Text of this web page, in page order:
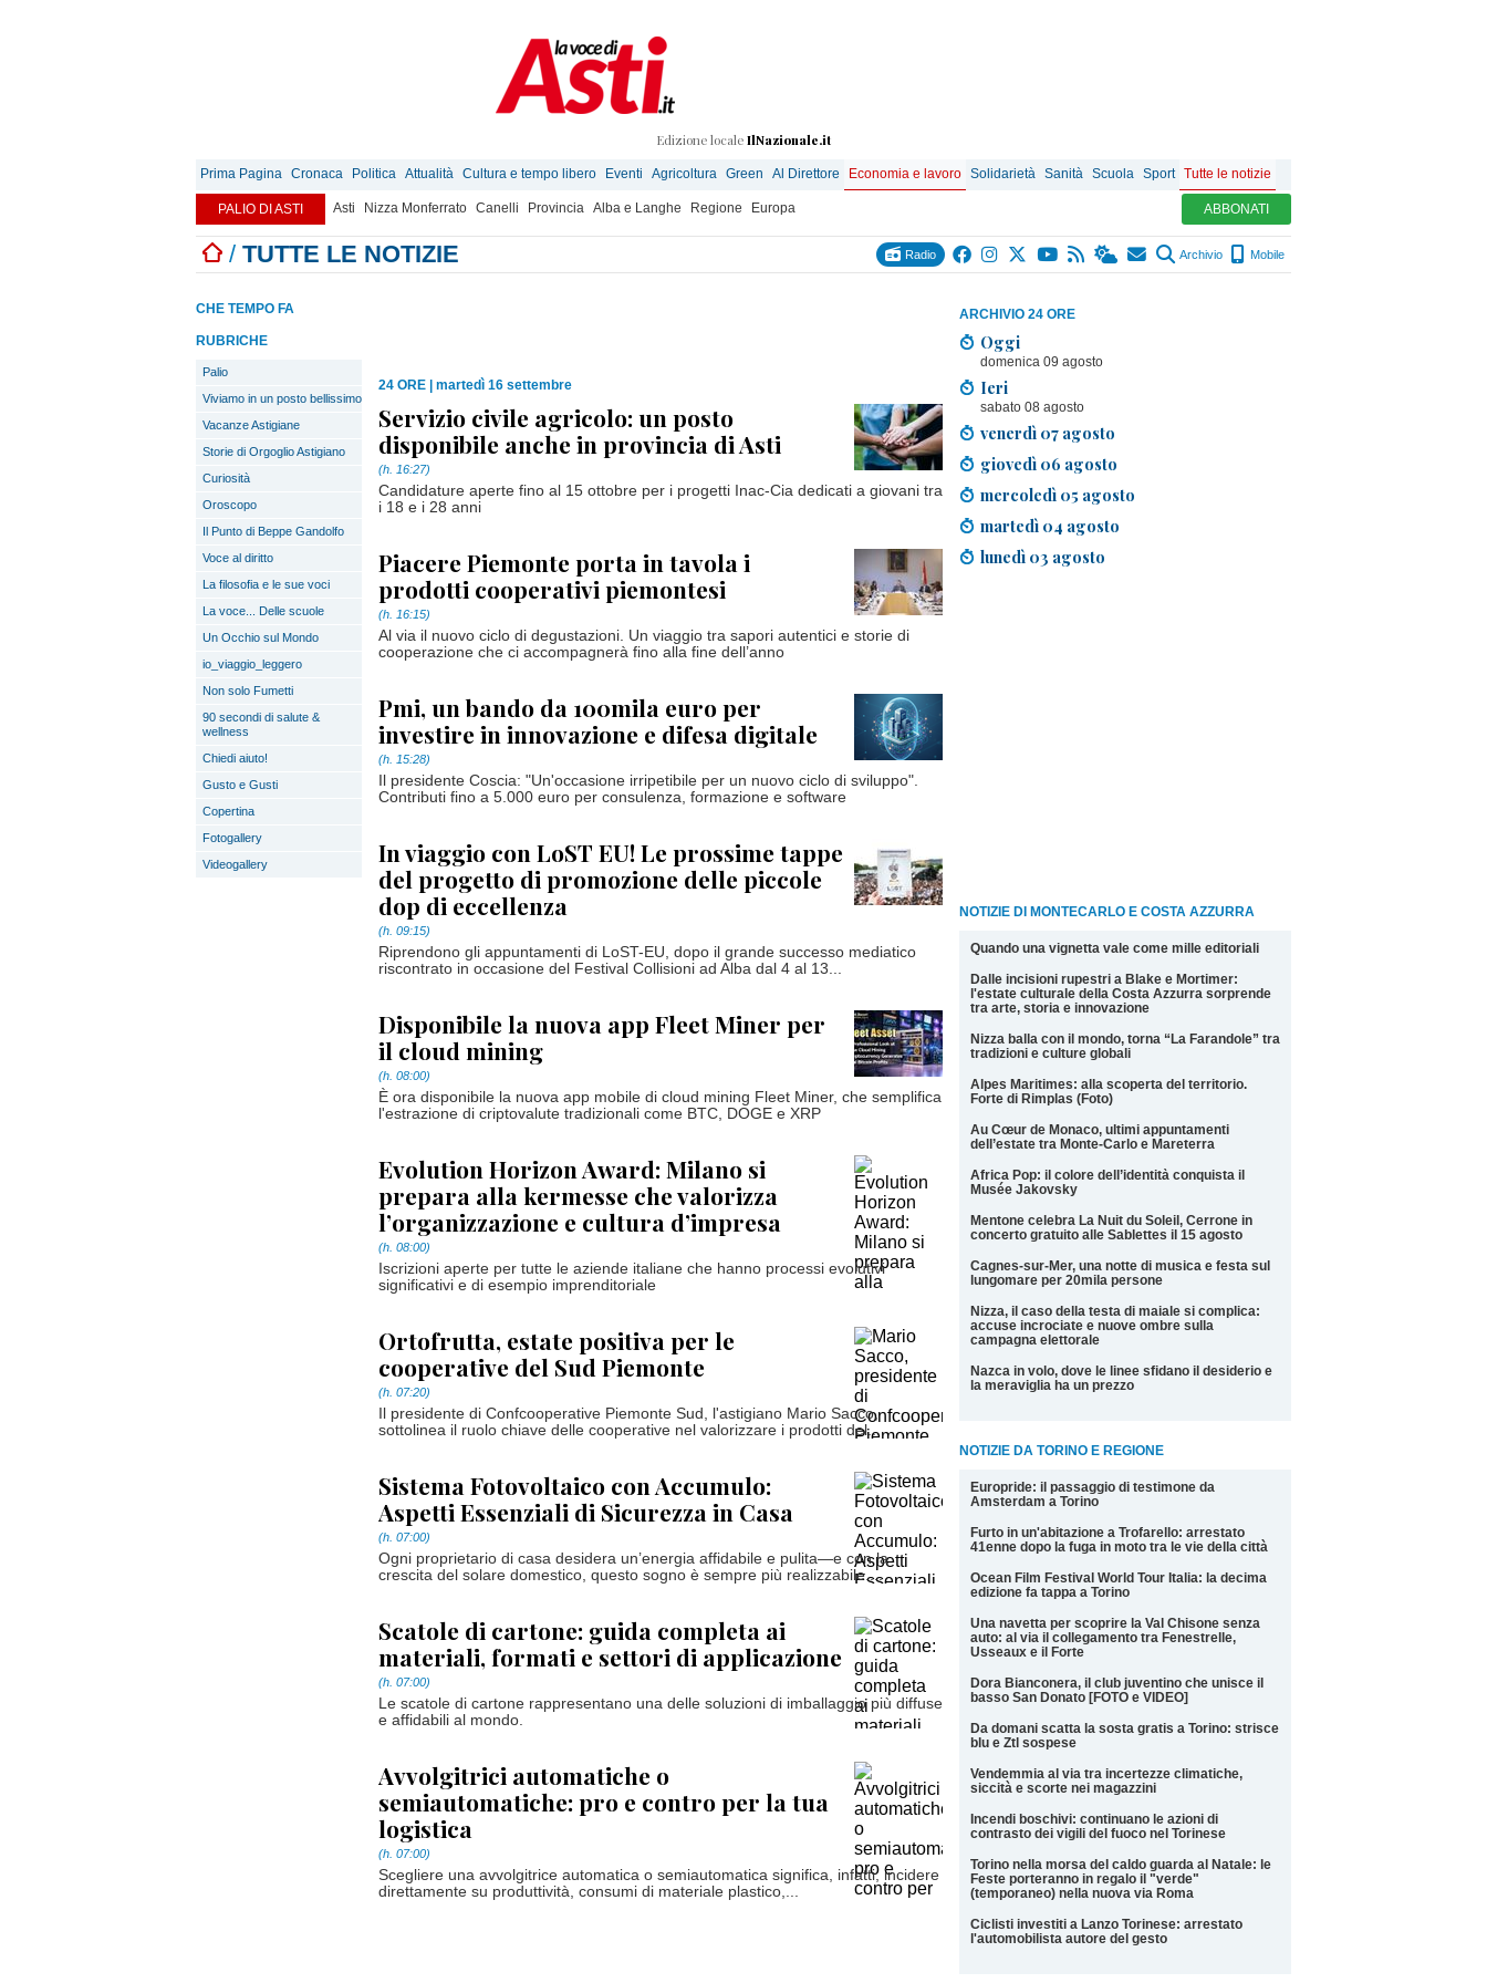
Edizione locale IlNazionale.it
Prima Pagina Cronaca Politica Attualità Cultura e tempo libero Eventi Agricoltura Green Al Direttore Economia e lavoro Solidarietà Sanità Scuola Sport Tutte le notizie
PALIO DI ASTI Asti Nizza Monferrato Canelli Provincia Alba e Langhe Regione Europa ABBONATI
/ TUTTE LE NOTIZIE Radio Archivio Mobile
ARCHIVIO 24 ORE
Oggi
domenica 09 agosto
Ieri
sabato 08 agosto
venerdì 07 agosto
giovedì 06 agosto
mercoledì 05 agosto
martedì 04 agosto
lunedì 03 agosto
NOTIZIE DI MONTECARLO E COSTA AZZURRA
Quando una vignetta vale come mille editoriali
Dalle incisioni rupestri a Blake e Mortimer:
l'estate culturale della Costa Azzurra sorprende
tra arte, storia e innovazione
Nizza balla con il mondo, torna “La Farandole” tra
tradizioni e culture globali
Alpes Maritimes: alla scoperta del territorio.
Forte di Rimplas (Foto)
Au Cœur de Monaco, ultimi appuntamenti
dell’estate tra Monte-Carlo e Mareterra
Africa Pop: il colore dell’identità conquista il
Musée Jakovsky
Mentone celebra La Nuit du Soleil, Cerrone in
concerto gratuito alle Sablettes il 15 agosto
Cagnes-sur-Mer, una notte di musica e festa sul
lungomare per 20mila persone
Nizza, il caso della testa di maiale si complica:
accuse incrociate e nuove ombre sulla
campagna elettorale
Nazca in volo, dove le linee sfidano il desiderio e
la meraviglia ha un prezzo
NOTIZIE DA TORINO E REGIONE
Europride: il passaggio di testimone da
Amsterdam a Torino
Furto in un'abitazione a Trofarello: arrestato
41enne dopo la fuga in moto tra le vie della città
Ocean Film Festival World Tour Italia: la decima
edizione fa tappa a Torino
Una navetta per scoprire la Val Chisone senza
auto: al via il collegamento tra Fenestrelle,
Usseaux e il Forte
Dora Bianconera, il club juventino che unisce il
basso San Donato [FOTO e VIDEO]
Da domani scatta la sosta gratis a Torino: strisce
blu e Ztl sospese
Vendemmia al via tra incertezze climatiche,
siccità e scorte nei magazzini
Incendi boschivi: continuano le azioni di
contrasto dei vigili del fuoco nel Torinese
Torino nella morsa del caldo guarda al Natale: le
Feste porteranno in regalo il "verde"
(temporaneo) nella nuova via Roma
Ciclisti investiti a Lanzo Torinese: arrestato
l'automobilista autore del gesto
CHE TEMPO FA
RUBRICHE
Palio
Viviamo in un posto bellissimo
Vacanze Astigiane
Storie di Orgoglio Astigiano
Curiosità
Oroscopo
Il Punto di Beppe Gandolfo
Voce al diritto
La filosofia e le sue voci
La voce... Delle scuole
Un Occhio sul Mondo
io_viaggio_leggero
Non solo Fumetti
90 secondi di salute &
wellness
Chiedi aiuto!
Gusto e Gusti
Copertina
Fotogallery
Videogallery
24 ORE martedì 16 settembre
Servizio civile agricolo: un posto
disponibile anche in provincia di Asti
(h. 16:27)
Candidature aperte fino al 15 ottobre per i progetti Inac-Cia dedicati a giovani tra
i 18 e i 28 anni
Piacere Piemonte porta in tavola i
prodotti cooperativi piemontesi
(h. 16:15)
Al via il nuovo ciclo di degustazioni. Un viaggio tra sapori autentici e storie di
cooperazione che ci accompagnerà fino alla fine dell’anno
Pmi, un bando da 100mila euro per
investire in innovazione e difesa digitale
(h. 15:28)
Il presidente Coscia: "Un'occasione irripetibile per un nuovo ciclo di sviluppo".
Contributi fino a 5.000 euro per consulenza, formazione e software
In viaggio con LoST EU! Le prossime tappe
del progetto di promozione delle piccole
dop di eccellenza
(h. 09:15)
Riprendono gli appuntamenti di LoST-EU, dopo il grande successo mediatico
riscontrato in occasione del Festival Collisioni ad Alba dal 4 al 13...
Disponibile la nuova app Fleet Miner per
il cloud mining
(h. 08:00)
È ora disponibile la nuova app mobile di cloud mining Fleet Miner, che semplifica
l'estrazione di criptovalute tradizionali come BTC, DOGE e XRP
Evolution Horizon Award: Milano si
prepara alla kermesse che valorizza
l’organizzazione e cultura d’impresa
(h. 08:00)
Iscrizioni aperte per tutte le aziende italiane che hanno processi evolutivi
significativi e di esempio imprenditoriale
Ortofrutta, estate positiva per le
cooperative del Sud Piemonte
(h. 07:20)
Il presidente di Confcooperative Piemonte Sud, l'astigiano Mario Sacco,
sottolinea il ruolo chiave delle cooperative nel valorizzare i prodotti del...
Sistema Fotovoltaico con Accumulo:
Aspetti Essenziali di Sicurezza in Casa
(h. 07:00)
Ogni proprietario di casa desidera un’energia affidabile e pulita—e con la
crescita del solare domestico, questo sogno è sempre più realizzabile....
Scatole di cartone: guida completa ai
materiali, formati e settori di applicazione
(h. 07:00)
Le scatole di cartone rappresentano una delle soluzioni di imballaggio più diffuse
e affidabili al mondo.
Avvolgitrici automatiche o
semiautomatiche: pro e contro per la tua
logistica
(h. 07:00)
Scegliere una avvolgitrice automatica o semiautomatica significa, infatti, incidere
direttamente su produttività, consumi di materiale plastico,...